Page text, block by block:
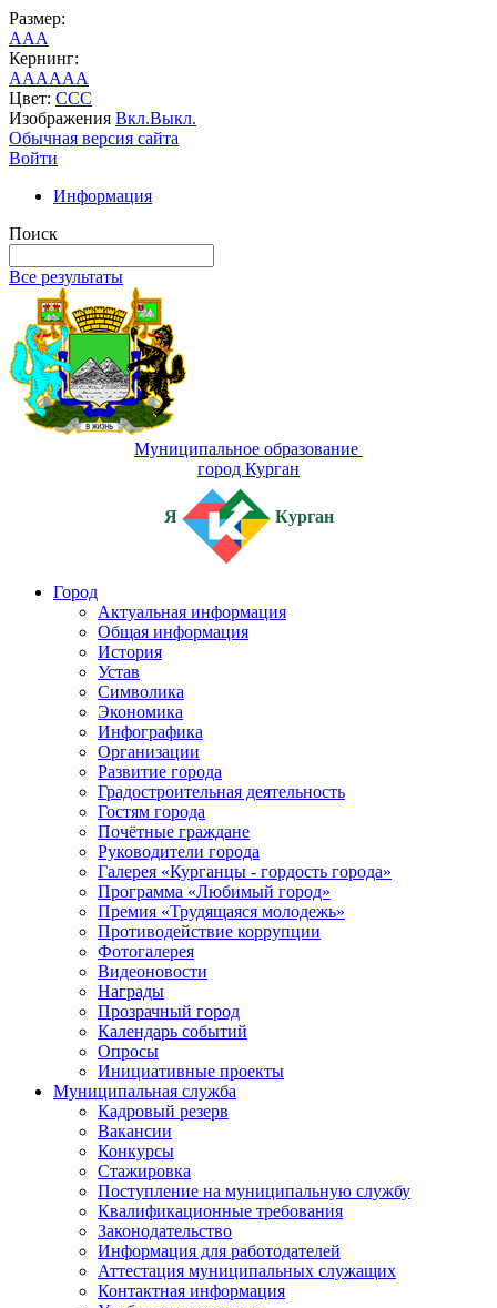
Размер:
AAA
Кернинг:
AAAAAA
Цвет: CCC
Изображения Вкл.Выкл.
Обычная версия сайта
Войти
Информация
Поиск
Все результаты
Муниципальное образование
город Курган
Я Курган
Город
Актуальная информация
Общая информация
История
Устав
Символика
Экономика
Инфографика
Организации
Развитие города
Градостроительная деятельность
Гостям города
Почётные граждане
Руководители города
Галерея «Курганцы - гордость города»
Программа «Любимый город»
Премия «Трудящаяся молодежь»
Противодействие коррупции
Фотогалерея
Видеоновости
Награды
Прозрачный город
Календарь событий
Опросы
Инициативные проекты
Муниципальная служба
Кадровый резерв
Вакансии
Конкурсы
Стажировка
Поступление на муниципальную службу
Квалификационные требования
Законодательство
Информация для работодателей
Аттестация муниципальных служащих
Контактная информация